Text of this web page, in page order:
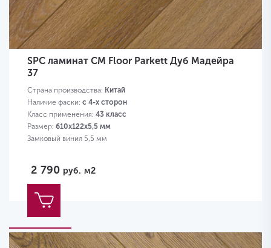
SPC ламинат CM Floor Parkett Дуб Мадейра
37
Страна производства: Китай
Наличие фаски: с 4-х сторон
Класс применения: 43 класс
Размер: 610х122х5,5 мм
Замковый винил 5,5 мм
2 790 руб. м2